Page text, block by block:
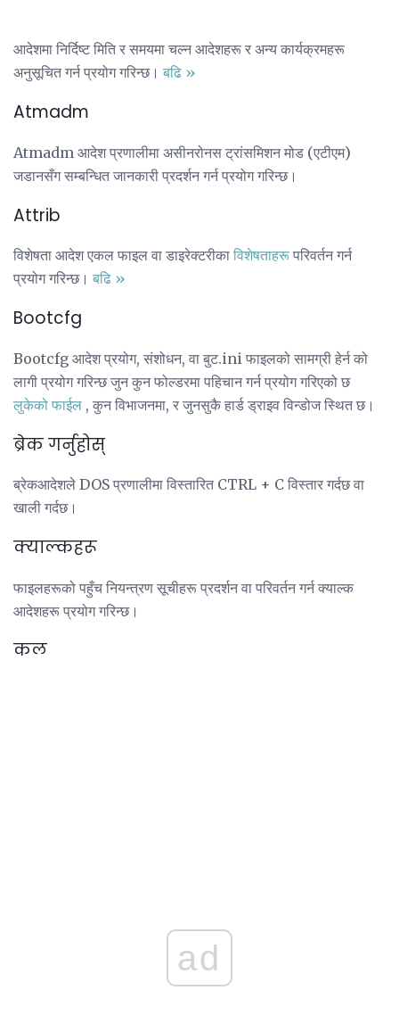
आदेशमा निर्दिष्ट मिति र समयमा चल्न आदेशहरू र अन्य कार्यक्रमहरू
अनुसूचित गर्न प्रयोग गरिन्छ। बढि »
Atmadm
Atmadm आदेश प्रणालीमा असीनरोनस ट्रांसमिशन मोड (एटीएम)
जडानसँग सम्बन्धित जानकारी प्रदर्शन गर्न प्रयोग गरिन्छ।
Attrib
विशेषता आदेश एकल फाइल वा डाइरेक्टरीका विशेषताहरू परिवर्तन गर्न
प्रयोग गरिन्छ। बढि »
Bootcfg
Bootcfg आदेश प्रयोग, संशोधन, वा बुट.ini फाइलको सामग्री हेर्न को
लागी प्रयोग गरिन्छ जुन कुन फोल्डरमा पहिचान गर्न प्रयोग गरिएको छ
लुकेको फाईल , कुन विभाजनमा, र जुनसुकै हार्ड ड्राइव विन्डोज स्थित छ।
ब्रेक गर्नुहोस्
ब्रेकआदेशले DOS प्रणालीमा विस्तारित CTRL + C विस्तार गर्दछ वा
खाली गर्दछ।
क्याल्कहरू
फाइलहरूको पहुँच नियन्त्रण सूचीहरू प्रदर्शन वा परिवर्तन गर्न क्याल्क
आदेशहरू प्रयोग गरिन्छ।
कल
ad